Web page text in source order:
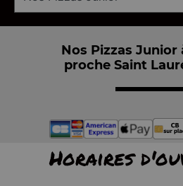
Nos Pizzas
proche Saint
Horaires